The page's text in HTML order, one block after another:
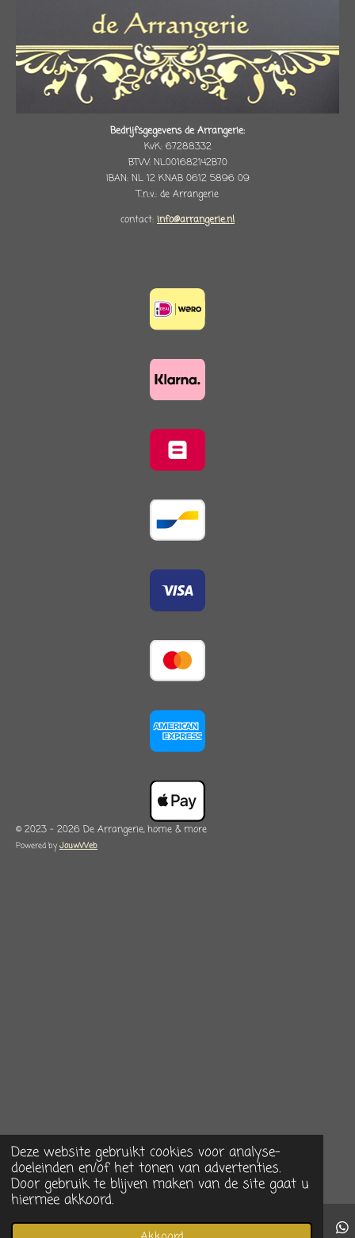
Deze website gebruikt cookies voor analyse-
doeleinden en/of het tonen van advertenties.
Door gebruik te blijven maken van de site gaat u
hiermee akkoord.
Bedrijfsgegevens de Arrangerie:
KvK: 67288332
BTW: NL001682142B70
IBAN: NL 12 KNAB 0612 5896 09
T.n.v.: de Arrangerie
contact: info@arrangerie.nl
© 2023 - 2026 De Arrangerie, home & more
Powered byJouwWeb